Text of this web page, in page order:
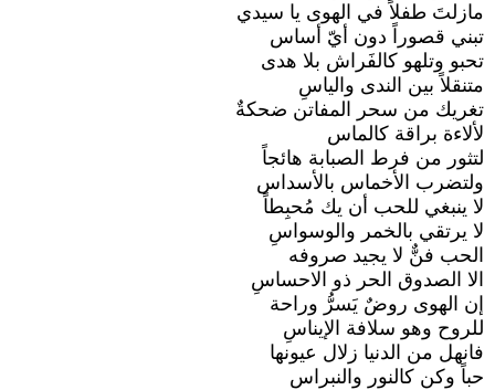
مازلتَ طفلاً في الهوى يا سيدي
تبني قصوراً دون أيّ أساس
تحبو وتلهو كالفَراش بلا هدى
متنقلاً بين الندى والياسِ
تغريك من سحر المفاتن ضحكةٌ
لألاءة براقة كالماس
لتثور من فرط الصبابة هائجاً
ولتضرب الأخماس بالأسداس
لا ينبغي للحب أن يك مُحبِطاً
لا يرتقي بالخمر والوسواسِ
الحب فنٌّ لا يجيد صروفه
الا الصدوق الحر ذو الاحساسِ
إن الهوى روضٌ يَسرُّ وراحة
للروح وهو سلافة الإيناسِ
فانهل من الدنيا زلال عيونها
حباً وكن كالنور والنبراس